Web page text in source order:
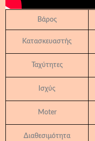
Βάρος
Κατασκευαστής
Ταχύτητες
Ισχύς
Moter
Διαθεσιμότητα